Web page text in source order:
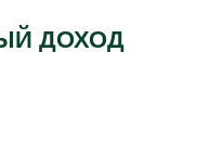
ДОХОД